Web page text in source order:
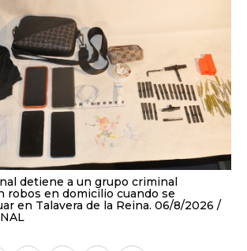
detiene a un grupo criminal
robos en domicilio cuando se
en Talavera de la Reina. 06/8/2026
Enviar
por
WhatsappTelegram
Copiar
URL